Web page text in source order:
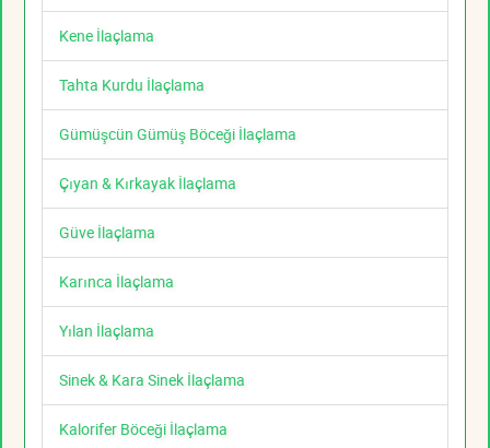
Kene İlaçlama
Tahta Kurdu İlaçlama
Gümüşcün Gümüş Böceği İlaçlama
Çıyan & Kırkayak İlaçlama
Güve İlaçlama
Karınca İlaçlama
Yılan İlaçlama
Sinek & Kara Sinek İlaçlama
Kalorifer Böceği İlaçlama